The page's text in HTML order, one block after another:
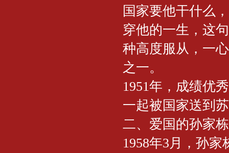
国家要他干什么
穿他的一生，这
种高度服从，一
之一。
1951年，成绩优
一起被国家送到
二、爱国的孙家栋
1958年3月，孙